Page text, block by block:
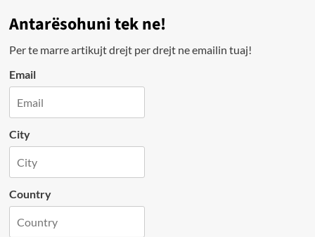
Antarësohuni tek ne!
Per te marre artikujt drejt per drejt ne emailin tuaj!
Email
City
Country